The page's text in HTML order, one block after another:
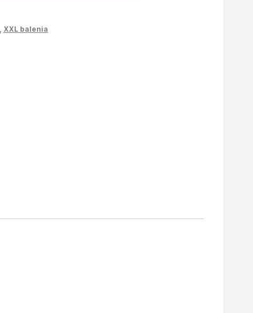
XXL balenia